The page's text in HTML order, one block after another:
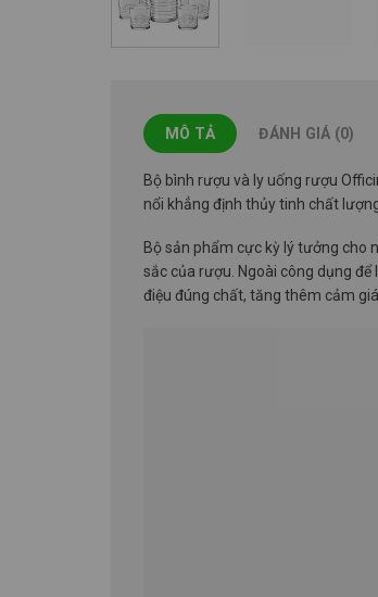
MÔ TẢ ĐÁNH GIÁ (0)
Bộ bình rượu và ly uống rượu
nổi khẳng định thủy tinh chất
Bộ sản phẩm cực kỳ lý tưởng cho
sắc của rượu. Ngoài công dụng
điệu đúng chất, tăng thêm cảm